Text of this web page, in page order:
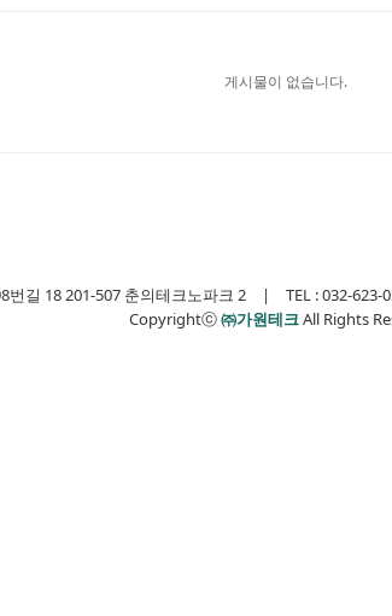
게시물이 없습니다.
번길 18 201-507 춘의테크노파크 2 | TEL : 032-
Copyrightⓒ㈜가원테크All Rights